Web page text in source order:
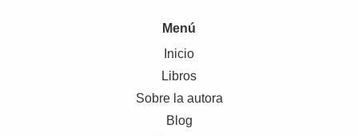
Menú
Inicio
Libros
Sobre la autora
Blog